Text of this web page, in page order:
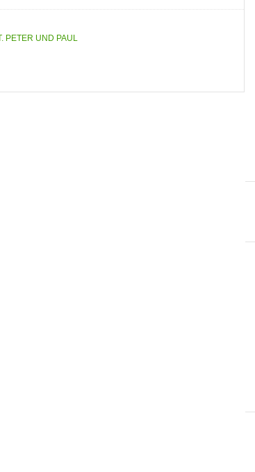
PETER UND PAUL